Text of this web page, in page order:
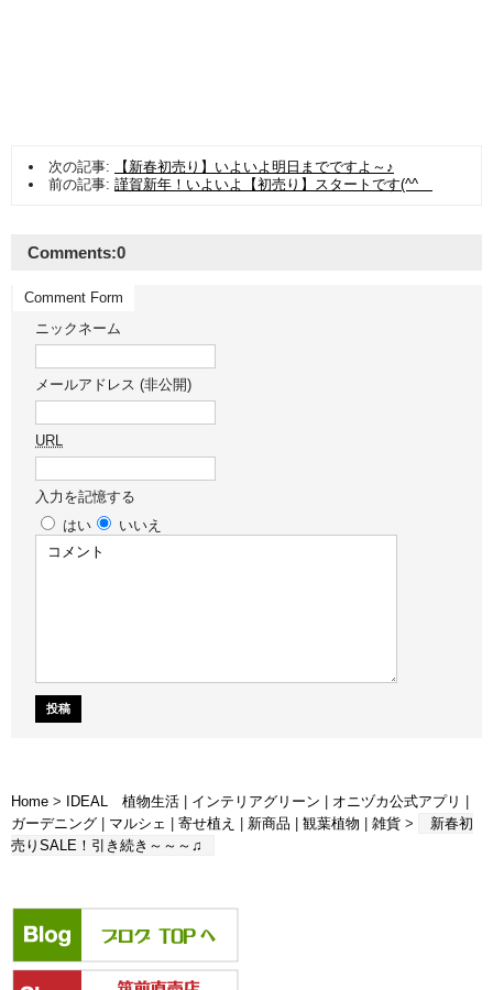
次の記事:
【新春初売り】いよいよ明日までですよ～♪
前の記事: 謹賀新年！いよいよ【初売り】スタートです(^^ゞ
Comments:0
Comment Form
ニックネーム
メールアドレス (非公開)
URL
入力を記憶する
はい
いいえ
Home > IDEAL 植物生活 インテリアグリーン オニヅカ公式アプリ
ガーデニング
マルシェ 寄せ植え 新商品 観葉植物 雑貨 >
新春初
売りSALE！引き続き～～～♫